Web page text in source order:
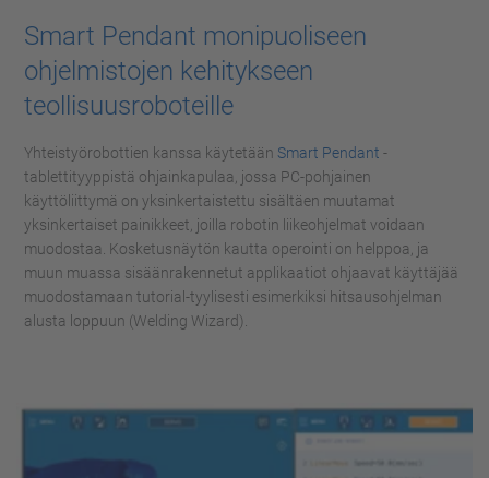
Smart Pendant monipuoliseen
ohjelmistojen kehitykseen
teollisuusroboteille
Yhteistyörobottien kanssa käytetään Smart Pendant -
tablettityyppistä ohjainkapulaa, jossa PC-pohjainen
käyttöliittymä on yksinkertaistettu sisältäen muutamat
yksinkertaiset painikkeet, joilla robotin liikeohjelmat voidaan
muodostaa. Kosketusnäytön kautta operointi on helppoa, ja
muun muassa sisäänrakennetut applikaatiot ohjaavat käyttäjää
muodostamaan tutorial-tyylisesti esimerkiksi hitsausohjelman
alusta loppuun (Welding Wizard).